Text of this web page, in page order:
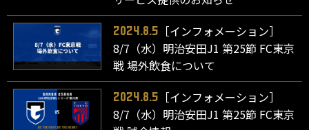
2024.8.5
［インフォメーション］
8/7（水）明治安田J1 第25節 FC東京
戦 場外飲食について
2024.8.5
［インフォメーション］
8/7（水）明治安田J1 第25節 FC東京